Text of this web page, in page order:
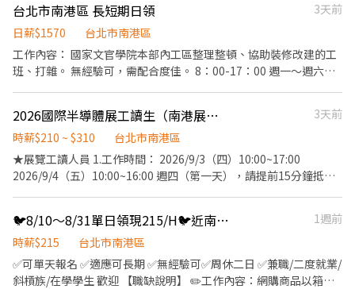
互動。 • 可配合長時間站立及現場走動。 • 有活動執行、展場或
遊戲關主經驗者優先。 • 能完整配合四天工作者優先錄取。 工作福
利與休息 • 活動日提供午餐輕食及飲用水。 • 工作期間依現場狀
況安排輪休，每次約 10 分鐘。 應徵資料 • 可配合的工作日期。 •
過往活動、展場或工讀經驗。 • 個人近期生活照。 • 是否可完整
配合 8/13 教育訓練及 8/14－8/16 活動執行。
元 服裝：黑色上衣(無大LOGO)+深色長褲(不破)+包鞋 備註：
-8/21(五)前匯款，非中國信託者將扣15元手續費 -休息時間將依照
活動現場安排為主 -報名不表示錄取，錄取者會主動聯繫 -超過8小
時依勞基法規定加班加成
台北市南港區 長短期日領
3天前
日薪$1570
台北市南港區
工作內容： 國家文官學院本部內工區整理整頓、協助裝修改建的工
班、打雜。 無經驗可，需配合度佳。 8：00-17：00 週一～週六都
2026國際半導體展工讀生（南港展覽館）
3天前
時薪$210 ~ $310
台北市南港區
★展覽工讀人員 1.工作時間： 2026/9/3（四）10:00~17:00
2026/9/4（五）10:00~16:00 週四（第一天），請提前15分鐘抵達
🐦8/10～8/31單日領現215/H🐦近南港車站🐦大夜網購理貨 C2
1週前
時薪$215
台北市南港區
✅可單天報名 ✅適應可長期 ✅無經驗可✅周休二日 ✅兼職/二度就業/
斜槓族/在學學生 歡迎 【職缺說明】 ✏️工作內容：網購商品以箱貨